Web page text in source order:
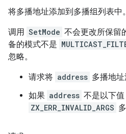
将多播地址添加到多播组列表中。
调用 SetMode 不会更改所保留
备的模式不是
忽略。
请求将 address 多播地址
如果 address 不是以下
ZX_ERR_INVALID_ARGS